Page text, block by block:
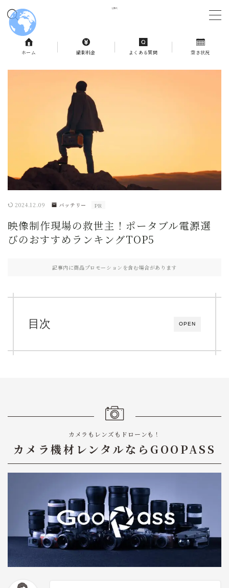
MENU
ホーム
よくある質問
ホーム 撮影料金 よくある質問 空き状況
2024.12.09 バッテリー PR
映像制作現場の救世主！ポータブル電源選
びのおすすめランキングTOP5
記事内に商品プロモーションを含む場合があります
OPEN
目次
カメラもレンズもドローンも！
カメラ機材レンタルならGOOPASS